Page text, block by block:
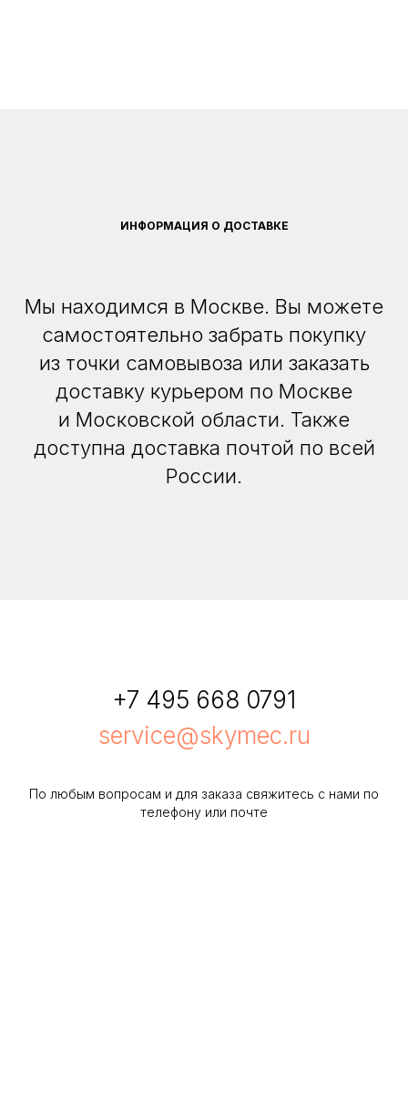
ИНФОРМАЦИЯ О ДОСТАВКЕ
Мы находимся в Москве. Вы можете
самостоятельно забрать покупку
из точки самовывоза или заказать
доставку курьером по Москве
и Московской области. Также
доступна доставка почтой по всей
России.
+7 495 668 0791
service@skymec.ru
По любым вопросам и для заказа свяжитесь с нами по
телефону или почте